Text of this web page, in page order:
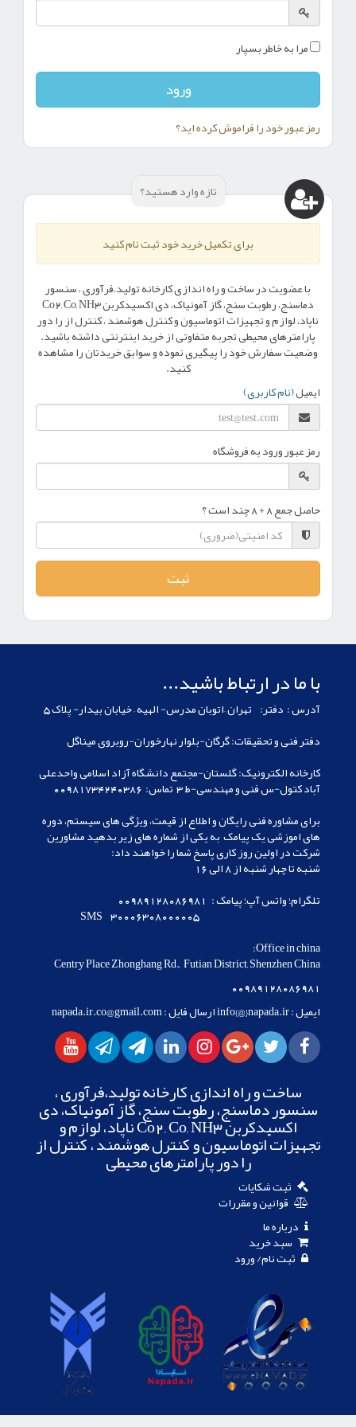
مرا به خاطر بسپار
رمز عبور خود را فراموش کرده اید؟
تازه وارد هستید؟
برای تکمیل خرید خود ثبت نام کنید
با عضویت در ساخت و راه اندازی کارخانه تولید،فرآوری ، سنسور
دماسنج، رطوبت سنج، گاز آمونیاک، دی اکسیدکربن Co2, Co, NH3
ناپاد، لوازم و تجهیزات اتوماسیون و کنترل هوشمند ، کنترل از را دور
پارامترهای محیطی تجربه متفاوتی از خرید اینترنتی داشته باشید.
وضعیت سفارش خود را پیگیری نموده و سوابق خریدتان را مشاهده
کنید.
ایمیل(نام کاربری)
رمز عبور ورود به فروشگاه
حاصل جمع 8 + 8 چند است ؟
با ما در ارتباط باشید...
Centry Place Zhonghang Rd.,  Futian District, Shenzhen China
00989128086981
ایمیل : info{@}napada.ir ارسال فایل : napada.ir.co@gmail.com
ساخت و راه اندازی کارخانه تولید،فرآوری ،
سنسور دماسنج، رطوبت سنج، گاز آمونیاک، دی
اکسیدکربن Co2, Co, NH3 ناپاد، لوازم و
تجهیزات اتوماسیون و کنترل هوشمند ، کنترل از
را دور پارامترهای محیطی
ثبت شکایات
قوانین و مقررات
درباره ما
سبد خرید
ثبت نام/ ورود